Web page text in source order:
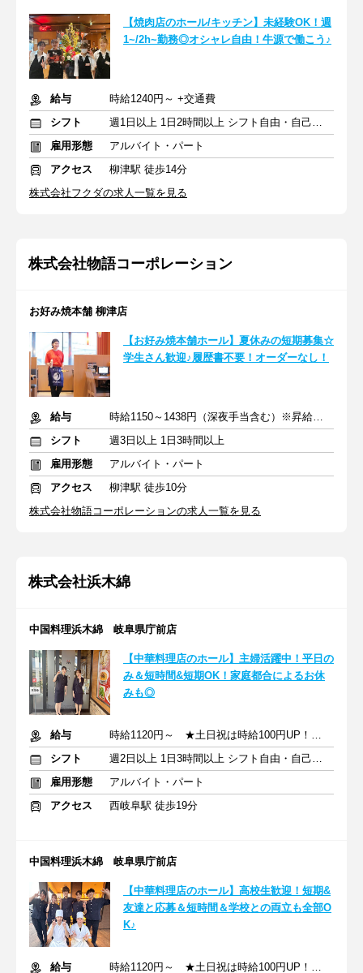
【焼肉店のホール/キッチン】未経験OK！週
1~/2h~勤務◎オシャレ自由！牛源で働こう♪
給与
時給1240円～ +交通費
シフト
週1日以上 1日2時間以上 シフト自由・自己申告
雇用形態
アルバイト・パート
アクセス
柳津駅 徒歩14分
株式会社フクダの求人一覧を見る
株式会社物語コーポレーション
お好み焼本舗 柳津店
【お好み焼本舗ホール】夏休みの短期募集☆
学生さん歓迎♪履歴書不要！オーダーなし！
給与
時給1150～1438円（深夜手当含む）※昇給は随時あり
シフト
週3日以上 1日3時間以上
雇用形態
アルバイト・パート
アクセス
柳津駅 徒歩10分
株式会社物語コーポレーションの求人一覧を見る
株式会社浜木綿
中国料理浜木綿 岐阜県庁前店
【中華料理店のホール】主婦活躍中！平⽇の
み＆短時間&短期OK！家庭都合によるお休
みも◎
給与
時給1120円～ ★土日祝は時給100円UP！ ★高校生も同時給！
シフト
週2日以上 1日3時間以上 シフト自由・自己申告
雇用形態
アルバイト・パート
アクセス
西岐阜駅 徒歩19分
中国料理浜木綿 岐阜県庁前店
【中華料理店のホール】⾼校⽣歓迎！短期&
友達と応募＆短時間＆学校との両⽴も全部O
K♪
給与 時給1120円～ ★土日祝は時給100円UP！ ★高校生も同時給！